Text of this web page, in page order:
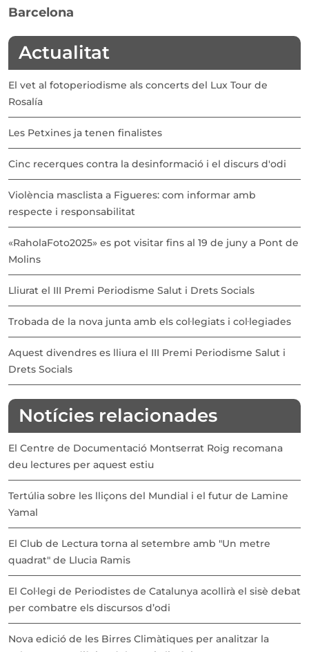
Barcelona
Actualitat
El vet al fotoperiodisme als concerts del Lux Tour de
Rosalía
Les Petxines ja tenen finalistes
Cinc recerques contra la desinformació i el discurs d'odi
Violència masclista a Figueres: com informar amb
respecte i responsabilitat
«RaholaFoto2025» es pot visitar fins al 19 de juny a Pont de
Molins
Lliurat el III Premi Periodisme Salut i Drets Socials
Trobada de la nova junta amb els col·legiats i col·legiades
Aquest divendres es lliura el III Premi Periodisme Salut i
Drets Socials
Notícies relacionades
El Centre de Documentació Montserrat Roig recomana
deu lectures per aquest estiu
Tertúlia sobre les lliçons del Mundial i el futur de Lamine
Yamal
El Club de Lectura torna al setembre amb "Un metre
quadrat" de Llucia Ramis
El Col·legi de Periodistes de Catalunya acollirà el sisè debat
per combatre els discursos d’odi
Nova edició de les Birres Climàtiques per analitzar la